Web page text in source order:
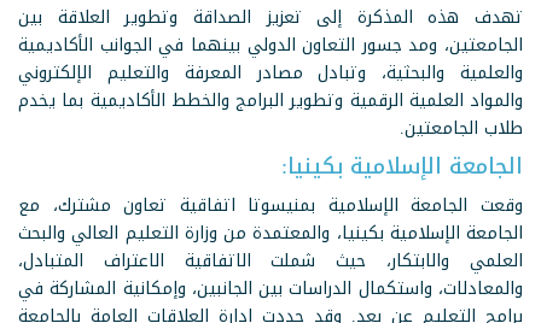
تهدف هذه المذكرة إلى تعزيز الصداقة وتطوير العلاقة بين
الجامعتين، ومد جسور التعاون الدولي بينهما في الجوانب الأكاديمية
والعلمية والبحثية، وتبادل مصادر المعرفة والتعليم الإلكتروني
والمواد العلمية الرقمية وتطوير البرامج والخطط الأكاديمية بما يخدم
طلاب الجامعتين.
الجامعة الإسلامية بكينيا:
وقعت الجامعة الإسلامية بمنيسوتا اتفاقية تعاون مشترك، مع
الجامعة الإسلامية بكينيا، والمعتمدة من وزارة التعليم العالي والبحث
العلمي والابتكار، حيث شملت الاتفاقية الاعتراف المتبادل،
والمعادلات، واستكمال الدراسات بين الجانبين، وإمكانية المشاركة في